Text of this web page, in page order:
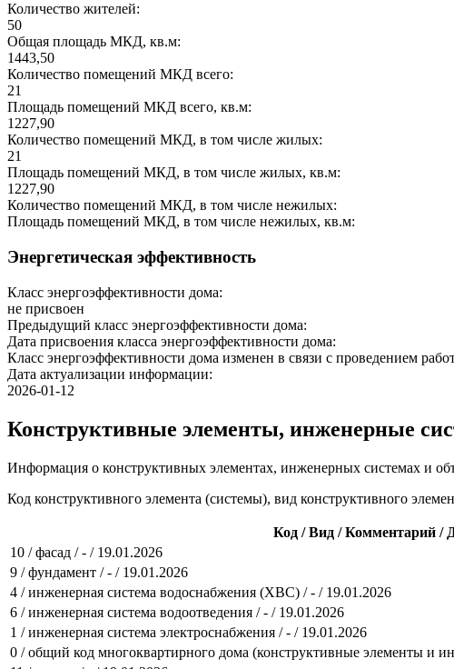
Количество жителей:
50
Общая площадь МКД, кв.м:
1443,50
Количество помещений МКД всего:
21
Площадь помещений МКД всего, кв.м:
1227,90
Количество помещений МКД, в том числе жилых:
21
Площадь помещений МКД, в том числе жилых, кв.м:
1227,90
Количество помещений МКД, в том числе нежилых:
Площадь помещений МКД, в том числе нежилых, кв.м:
Энергетическая эффективность
Класс энергоэффективности дома:
не присвоен
Предыдущий класс энергоэффективности дома:
Дата присвоения класса энергоэффективности дома:
Класс энергоэффективности дома изменен в связи с проведением
Дата актуализации информации:
2026-01-12
Конструктивные элементы, инженерные
Информация о конструктивных элементах, инженерных системах и
Код конструктивного элемента (системы), вид конструктивного
Код / Вид / Комментарий /
10 / фасад / - / 19.01.2026
9 / фундамент / - / 19.01.2026
4 / инженерная система водоснабжения (ХВС) / - / 19.01.2026
6 / инженерная система водоотведения / - / 19.01.2026
1 / инженерная система электроснабжения / - / 19.01.2026
0 / общий код многоквартирного дома (конструктивные элементы и